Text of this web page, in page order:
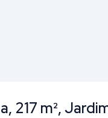
217 m²,